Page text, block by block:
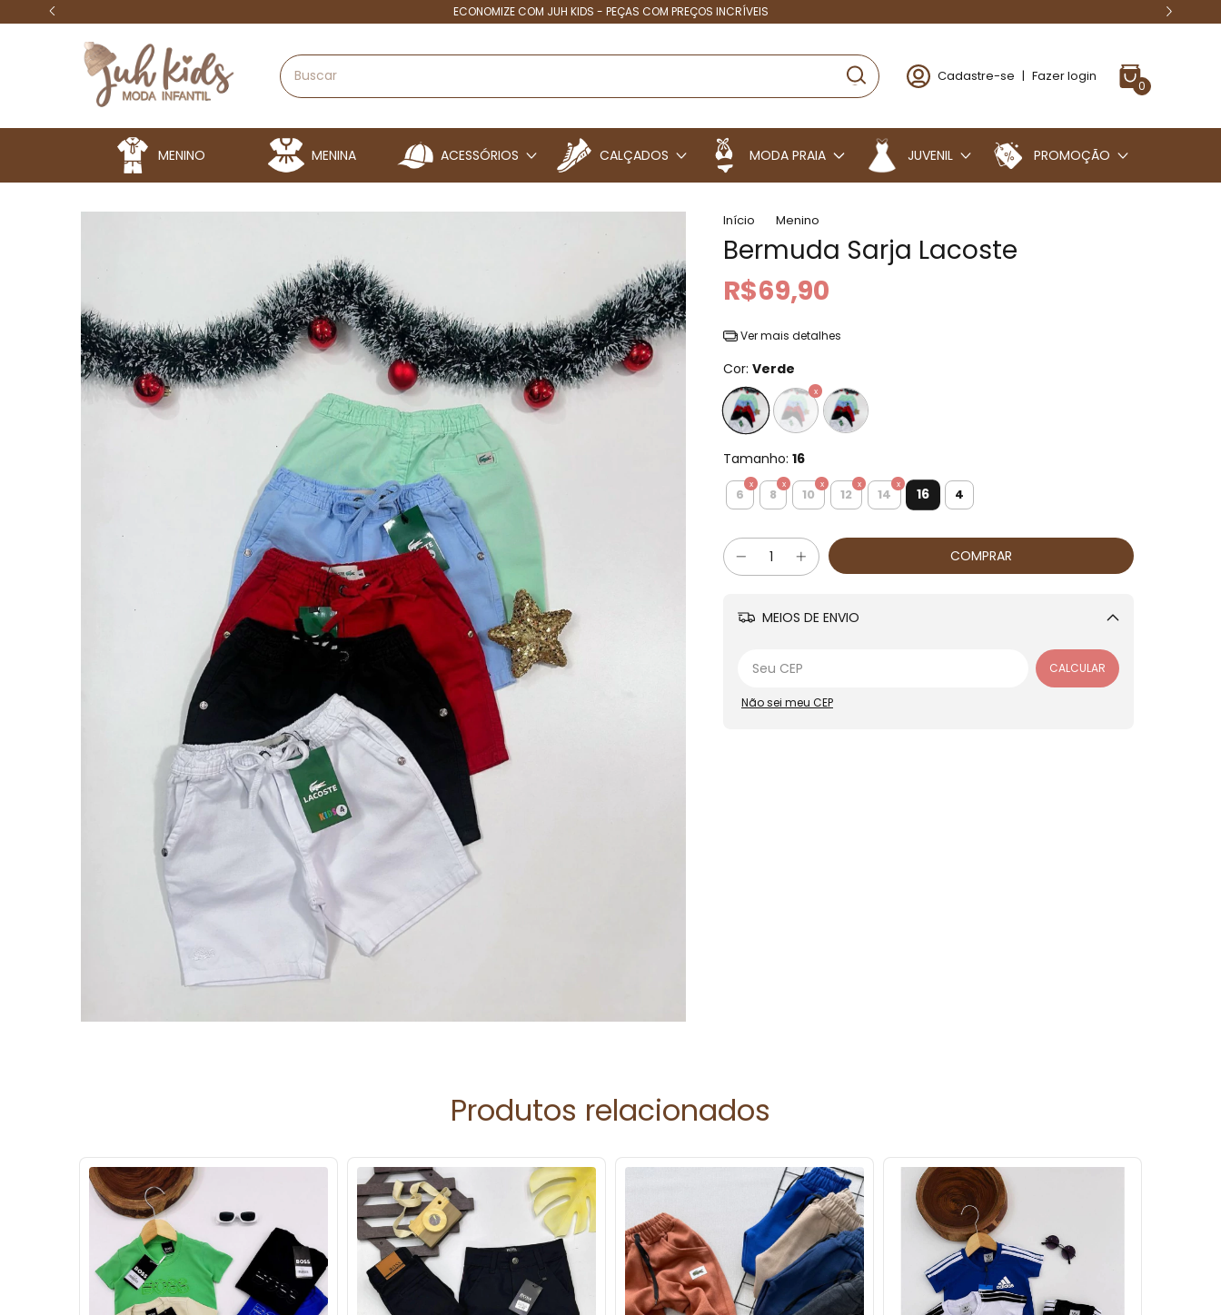
ECONOMIZE COM JUH KIDS - PEÇAS COM PREÇOS INCRÍVEIS
Cadastre-se | Fazer login
0
MENINO MENINA ACESSÓRIOS CALÇADOS MODA PRAIA JUVENIL PROMOÇÃO
Início Menino
Bermuda Sarja Lacoste
R$69,90
Ver mais detalhes
Cor: Verde
Tamanho: 16
6 8 10 12 14 16 4
MEIOS DE ENVIO
Alterar CEP
CALCULAR
Não sei meu CEP
Produtos relacionados